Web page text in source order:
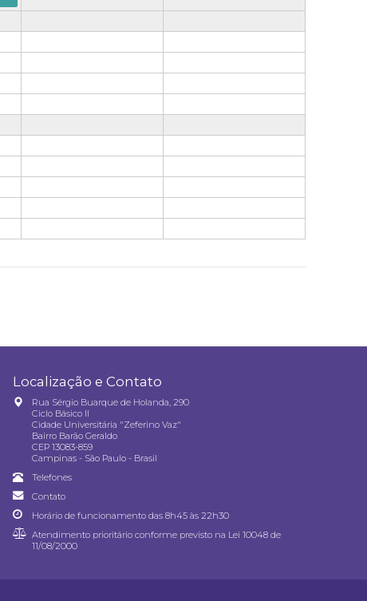
Localização e Contato
Rua Sérgio Buarque de Holanda, 290
Ciclo Básico II
Cidade Universitária "Zeferino Vaz"
Bairro Barão Geraldo
CEP 13083-859
Campinas - São Paulo - Brasil
Telefones
Contato
Horário de funcionamento das 8h45 às 22h30
Atendimento prioritário conforme previsto na Lei 10048 de
11/08/2000